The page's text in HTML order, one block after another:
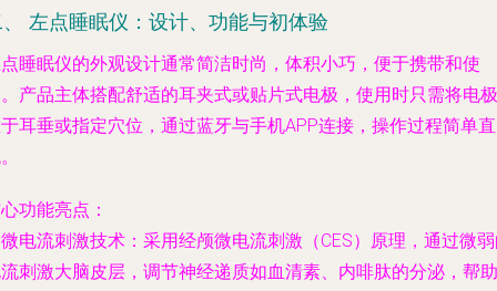
左点睡眠仪：设计、功能与初体验
睡眠仪的外观设计通常简洁时尚，体积小巧，便于携带和使
产品主体搭配舒适的耳夹式或贴片式电极，使用时只需将电极
耳垂或指定穴位，通过蓝牙与手机APP连接，操作过程简单直
功能亮点：
微电流刺激技术 ：采用经颅微电流刺激（CES）原理，通过微
刺激大脑皮层，调节神经递质如血清素、内啡肽的分泌，帮助